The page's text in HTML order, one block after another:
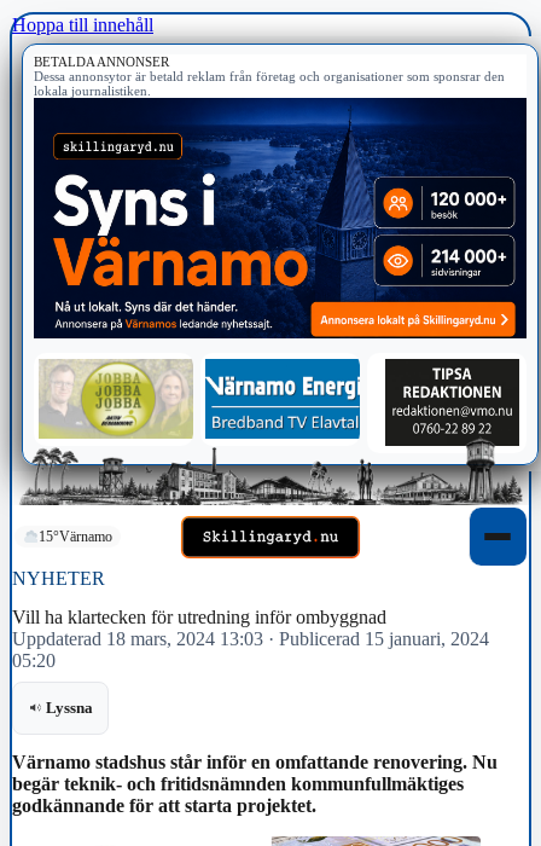
Hoppa till innehåll
BETALDA ANNONSER
Dessa annonsytor är betald reklam från företag och organisationer som sponsrar den
lokala journalistiken.
15°Värnamo
NYHETER
Vill ha klartecken för utredning inför ombyggnad
Uppdaterad 18 mars, 2024 13:03 · Publicerad 15 januari, 2024
05:20
Lyssna
Värnamo stadshus står inför en omfattande renovering. Nu
begär teknik- och fritidsnämnden kommunfullmäktiges
godkännande för att starta projektet.